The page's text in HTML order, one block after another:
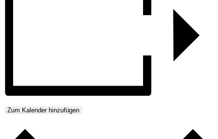
Zum Kalender hinzufügen